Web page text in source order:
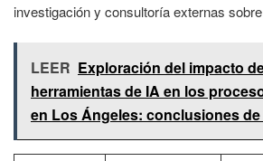
investigación y consultoría externas
LEER Exploración del impacto
herramientas de IA en los
en Los Ángeles: conclusiones